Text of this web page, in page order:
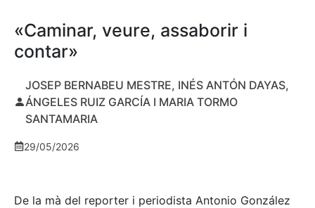
«Caminar, veure, assaborir i
contar»
JOSEP BERNABEU MESTRE, INÉS ANTÓN DAYAS,
ÁNGELES RUIZ GARCÍA I MARIA TORMO
SANTAMARIA
29/05/2026
De la mà del reporter i periodista Antonio González